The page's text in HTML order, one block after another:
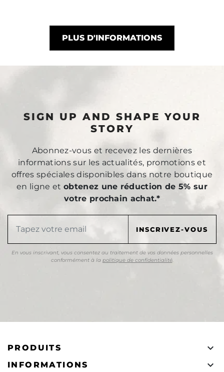
PLUS D'INFORMATIONS
SIGN UP AND SHAPE YOUR
STORY
Abonnez-vous et recevez les dernières
informations sur les actualités, promotions et
offres spéciales disponibles dans notre boutique
en ligne et obtenez une réduction de 5% sur
votre prochain achat.*
En vous inscrivant, vous consentez au traitement de vos données personnelles
conformément à la politique de confidentialité.
PRODUITS 
INFORMATIONS 